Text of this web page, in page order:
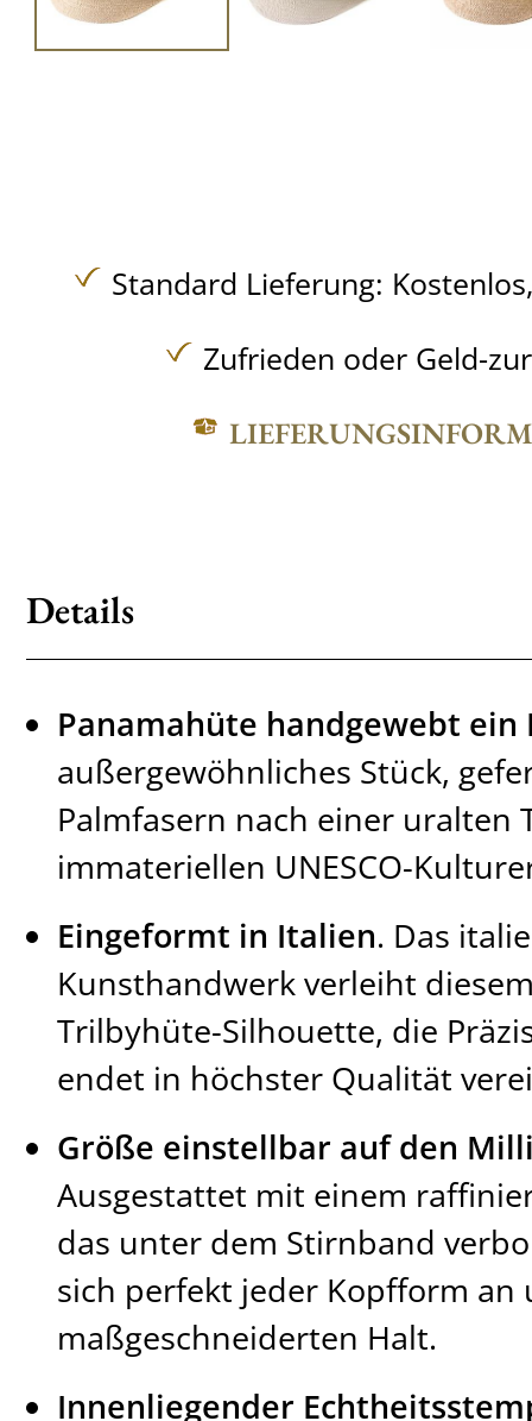
Standard Lieferung:
Zufrieden oder Geld-
Details
Panamahüte handgewebt ein
außergewöhnliches Stück,
Palmfasern nach einer uralten
immateriellen UNESCO-
Eingeformt in Italien. Das
Kunsthandwerk verleiht
Trilbyhüte-Silhouette, die
endet in höchster Qualität
Größe einstellbar auf den
Ausgestattet mit einem
das unter dem Stirnband
sich perfekt jeder Kopfform
maßgeschneiderten Halt.
Innenliegender